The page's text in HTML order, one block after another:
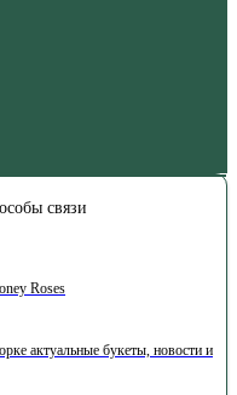
связи
Roses
актуальные букеты, новости и